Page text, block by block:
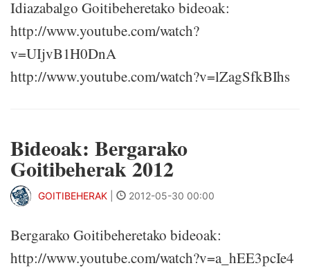
Idiazabalgo Goitibeheretako bideoak:
http://www.youtube.com/watch?
v=UIjvB1H0DnA
http://www.youtube.com/watch?v=lZagSfkBIhs
Bideoak: Bergarako
Goitibeherak 2012
GOITIBEHERAK 2012-05-30 00:00
Bergarako Goitibeheretako bideoak:
http://www.youtube.com/watch?v=a_hEE3pcIe4